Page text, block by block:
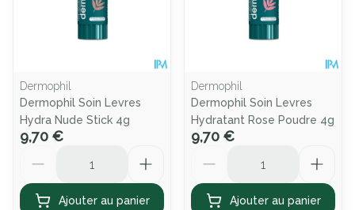
Dermophil
Dermophil Soin Levres
Hydra Nude Stick 4g
9,70 €
Ajouter au panier
Dermophil
Dermophil Soin Levres
Hydratant Rose Poudre 4g
9,70 €
Ajouter au panier